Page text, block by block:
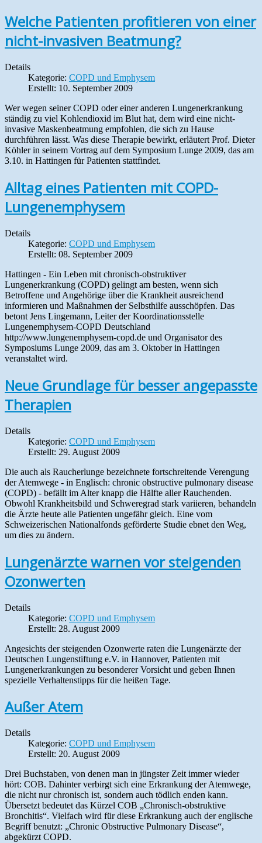
Welche Patienten profitieren von einer
nicht-invasiven Beatmung?
Details
Kategorie: COPD und Emphysem
Erstellt: 10. September 2009
Wer wegen seiner COPD oder einer anderen Lungenerkrankung
ständig zu viel Kohlendioxid im Blut hat, dem wird eine nicht-
invasive Maskenbeatmung empfohlen, die sich zu Hause
durchführen lässt. Was diese Therapie bewirkt, erläutert Prof. Dieter
Köhler in seinem Vortrag auf dem Symposium Lunge 2009, das am
3.10. in Hattingen für Patienten stattfindet.
Alltag eines Patienten mit COPD-
Lungenemphysem
Details
Kategorie: COPD und Emphysem
Erstellt: 08. September 2009
Hattingen - Ein Leben mit chronisch-obstruktiver
Lungenerkrankung (COPD) gelingt am besten, wenn sich
Betroffene und Angehörige über die Krankheit ausreichend
informieren und Maßnahmen der Selbsthilfe ausschöpfen. Das
betont Jens Lingemann, Leiter der Koordinationsstelle
Lungenemphysem-COPD Deutschland
http://www.lungenemphysem-copd.de und Organisator des
Symposiums Lunge 2009, das am 3. Oktober in Hattingen
veranstaltet wird.
Neue Grundlage für besser angepasste
Therapien
Details
Kategorie: COPD und Emphysem
Erstellt: 29. August 2009
Die auch als Raucherlunge bezeichnete fortschreitende Verengung
der Atemwege - in Englisch: chronic obstructive pulmonary disease
(COPD) - befällt im Alter knapp die Hälfte aller Rauchenden.
Obwohl Krankheitsbild und Schweregrad stark variieren, behandeln
die Ärzte heute alle Patienten ungefähr gleich. Eine vom
Schweizerischen Nationalfonds geförderte Studie ebnet den Weg,
um dies zu ändern.
Lungenärzte warnen vor steigenden
Ozonwerten
Details
Kategorie: COPD und Emphysem
Erstellt: 28. August 2009
Angesichts der steigenden Ozonwerte raten die Lungenärzte der
Deutschen Lungenstiftung e.V. in Hannover, Patienten mit
Lungenerkrankungen zu besonderer Vorsicht und geben Ihnen
spezielle Verhaltenstipps für die heißen Tage.
Außer Atem
Details
Kategorie: COPD und Emphysem
Erstellt: 20. August 2009
Drei Buchstaben, von denen man in jüngster Zeit immer wieder
hört: COB. Dahinter verbirgt sich eine Erkrankung der Atemwege,
die nicht nur chronisch ist, sondern auch tödlich enden kann.
Übersetzt bedeutet das Kürzel COB „Chronisch-obstruktive
Bronchitis“. Vielfach wird für diese Erkrankung auch der englische
Begriff benutzt: „Chronic Obstructive Pulmonary Disease“,
abgekürzt COPD.